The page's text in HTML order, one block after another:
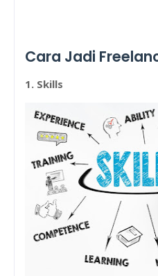
Cara Jadi
1. Skills